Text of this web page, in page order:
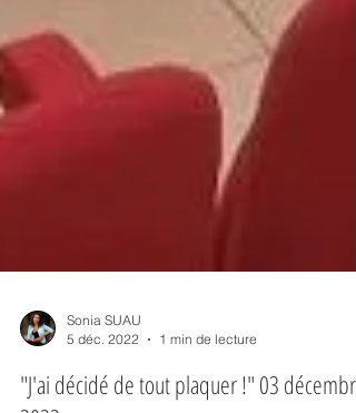
5 déc. 2022
1 min de lecture